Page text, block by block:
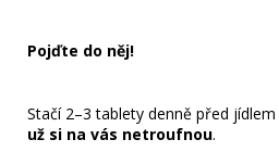
Pojďte do něj!
Stačí 2–3 tablety denně před jídlem
už si na vás netroufnou.